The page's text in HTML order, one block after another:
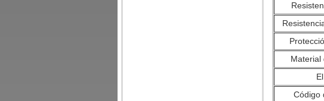
Material
Código